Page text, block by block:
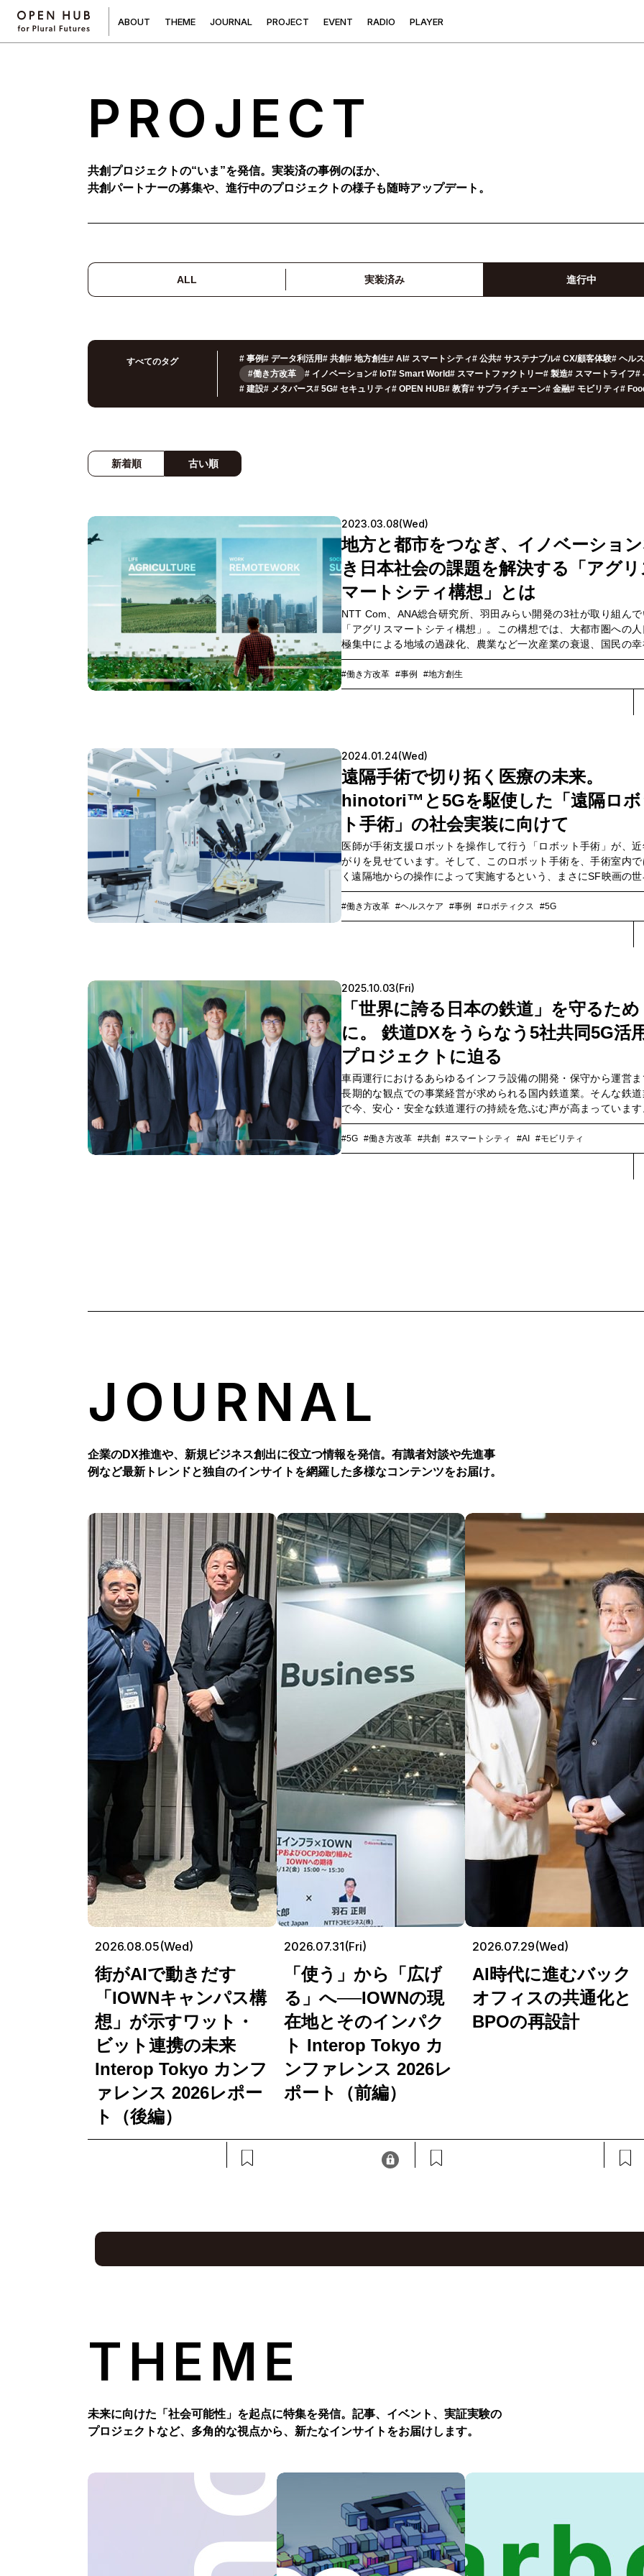
ABOUT THEME JOURNAL PROJECT EVENT RADIO PLAYER
PROJECT
共創プロジェクトの“いま”を発信。実装済の事例のほか、
共創パートナーの募集や、進行中のプロジェクトの様子も随時アップデート。
ALL 実装済み 進行中
すべてのタグ # 事例# データ利活用# 共創# 地方創生# AI # スマートシティ# 公共# サステナブル# CX/顧客体験# ヘル
#働き方改革
# イノベーション# IoT# Smart World# スマートファクトリー# 製造# スマートライフ#
# 建設# メタバース# 5G# セキュリティ# OPEN HUB# 教育# サプライチェーン# 金融# モビリティ#
新着順 古い順
2023.03.08(Wed)
地方と都市をつなぎ、イノベーショ
き日本社会の課題を解決する「アグ
マートシティ構想」とは
NTT Com、ANA総合研究所、羽田みらい開発の3社が取り組ん
「アグリスマートシティ構想」。この構想では、大都市圏への
極集中による地域の過疎化、農業など一次産業の衰退、国民の
低下といった社会課題を解決し、持続可能でイノベーティブな
次世代に残すことを目指しています。この構想をいかに現実も
ていくか。これまでに各社のメンバーは3日間のワークショップ
#働き方改革 #事例 #地方創生
2024.01.24(Wed)
遠隔手術で切り拓く医療の未来。
hinotori™と5Gを駆使した「遠隔ロ
ト手術」の社会実装に向けて
医師が手術支援ロボットを操作して行う「ロボット手術」が、
がりを見せています。そして、このロボット手術を、手術室内
く遠隔地からの操作によって実施するという、まさにSF映画の
ようなプロジェクトが進行しているのです。この「遠隔ロボッ
術」プロジェクト中心メンバーは、神戸大学、メディカロイド
ドコモ、NTTコミュニケーションズ（以下、NTT Com）の4者
ったという本プロジェクト。試行錯誤を重ね、この3年で大きな
遂げ、2023年2月には東京-神戸間で商用の5Gを活用して遠隔地
ボット手術を支援する実証実験に成功しています。この先進的
組みが始まった経緯やこれまでの歩み、社会実装に向けた展望
ついて、各社のキーマンにお話を伺いました。
#働き方改革 #ヘルスケア #事例 #ロボティクス #5G
2025.10.03(Fri)
「世界に誇る日本の鉄道」を守るため
に。 鉄道DXをうらなう5社共同5G活
プロジェクトに迫る
車両運行におけるあらゆるインフラ設備の開発・保守から運営
長期的な観点での事業経営が求められる国内鉄道業。そんな鉄
で今、安心・安全な鉄道運行の持続を危ぶむ声が高まっていま
でも正確な車両運行の要となる通信ネットワークにおいては、
齢化による技術継承問題など、メンテナンス負荷の増大・DXへ
の遅れといったさまざまな課題が指摘されています。そこで東
#5G #働き方改革 #共創 #スマートシティ #AI #モビリティ
JOURNAL
企業のDX推進や、新規ビジネス創出に役立つ情報を発信。有識者対談や先進事
例など最新トレンドと独自のインサイトを網羅した多様なコンテンツをお届け。
2026.08.05(Wed)
街がAIで動きだす
「IOWNキャンパス構
想」が示すワット・
ビット連携の未来
Interop Tokyo カンフ
ァレンス 2026レポー
ト（後編）
2026.07.31(Fri)
「使う」から「広げ
る」へ──IOWNの現
在地とそのインパク
ト Interop Tokyo カ
ンファレンス 2026レ
ポート（前編）
2026.07.29(Wed)
AI時代に進むバック
オフィスの共通化と
BPOの再設計
THEME
未来に向けた「社会可能性」を起点に特集を発信。記事、イベント、実証実験の
プロジェクトなど、多角的な視点から、新たなインサイトをお届けします。